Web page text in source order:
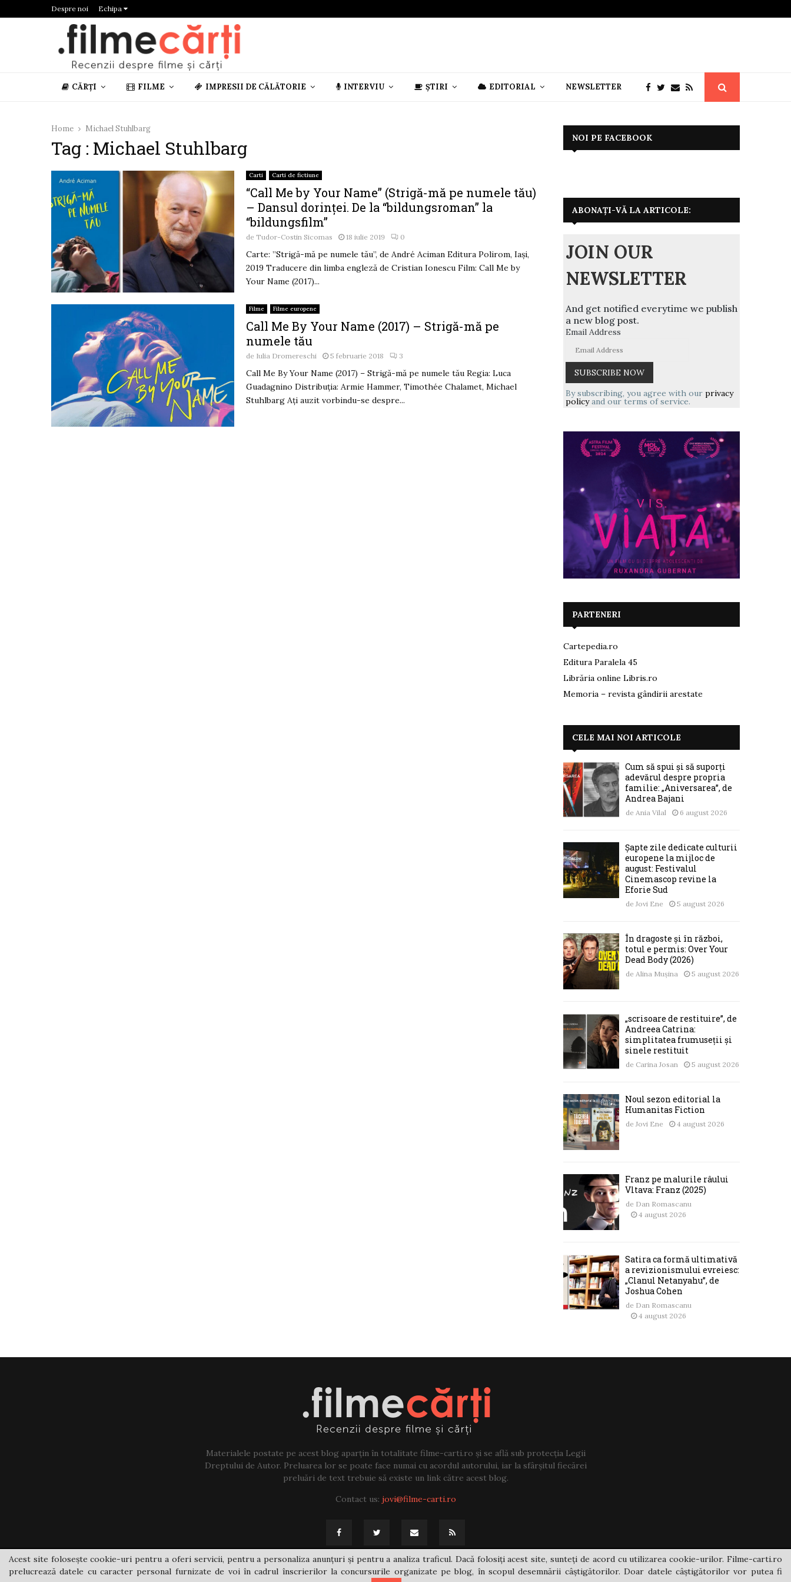
Despre noi Echipa
CĂRȚI FILME IMPRESII DE CĂLĂTORIE INTERVIU ȘTIRI EDITORIAL NEWSLETTER
Home Michael Stuhlbarg
Tag : Michael Stuhlbarg
Carti Carti de fictiune
“Call Me by Your Name” (Strigă-mă pe numele tău)
– Dansul dorinţei. De la “bildungsroman” la
“bildungsfilm”
de Tudor-Costin Sicomas 18 iulie 2019 0
Carte: ”Strigă-mă pe numele tău”, de André Aciman Editura Polirom, Iași,
2019 Traducere din limba engleză de Cristian Ionescu Film: Call Me by
Your Name (2017)...
Filme Filme europene
Call Me By Your Name (2017) – Strigă-mă pe
numele tău
de Iulia Dromereschi 5 februarie 2018 3
Call Me By Your Name (2017) – Strigă-mă pe numele tău Regia: Luca
Guadagnino Distribuția: Armie Hammer, Timothée Chalamet, Michael
Stuhlbarg Ați auzit vorbindu-se despre...
NOI PE FACEBOOK
ABONAȚI-VĂ LA ARTICOLE:
JOIN OUR
NEWSLETTER
And get notified everytime we publish
a new blog post.
Email Address
By subscribing, you agree with our privacy
policyand our terms of service.
PARTENERI
Cartepedia.ro
Editura Paralela 45
Librăria online Libris.ro
Memoria – revista gândirii arestate
CELE MAI NOI ARTICOLE
Cum să spui și să suporți
adevărul despre propria
familie: „Aniversarea”, de
Andrea Bajani
de Ania Vilal 6 august 2026
Șapte zile dedicate culturii
europene la mijloc de
august: Festivalul
Cinemascop revine la
Eforie Sud
de Jovi Ene 5 august 2026
În dragoste și în război,
totul e permis: Over Your
Dead Body (2026)
de Alina Mușina 5 august 2026
„scrisoare de restituire”, de
Andreea Catrina:
simplitatea frumuseții și
sinele restituit
de Carina Josan 5 august 2026
Noul sezon editorial la
Humanitas Fiction
de Jovi Ene 4 august 2026
Franz pe malurile râului
Vltava: Franz (2025)
de Dan Romascanu
4 august 2026
Satira ca formă ultimativă
a revizionismului evreiesc:
„Clanul Netanyahu”, de
Joshua Cohen
de Dan Romascanu
4 august 2026
Materialele postate pe acest blog aparțin în totalitate filme-carti.ro și se află sub protecția Legii
Dreptului de Autor. Preluarea lor se poate face numai cu acordul autorului, iar la sfârșitul fiecărei
preluări de text trebuie să existe un link către acest blog.
Contact us: jovi@filme-carti.ro
Acest site folosește cookie-uri pentru a oferi servicii, pentru a personaliza anunțuri și pentru a analiza traficul. Dacă folosiți acest site, sunteți de acord cu utilizarea cookie-urilor. Filme-carti.ro
prelucrează datele cu caracter personal furnizate de voi în cadrul înscrierilor la concursurile organizate pe blog, în scopul desemnării câștigătorilor. Doar datele câștigătorilor vor putea fi